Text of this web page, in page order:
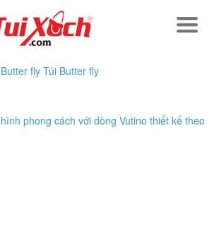
fly Túi Butter fly
phong cách với dòng Vutino thiết kế theo